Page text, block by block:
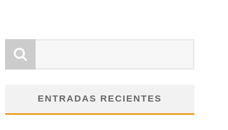
ENTRADAS RECIENTES